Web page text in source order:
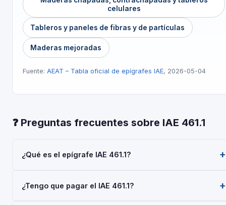
celulares
Tableros y paneles de fibras y de partículas
Maderas mejoradas
Fuente: AEAT – Tabla oficial de epígrafes IAE, 2026-05-04
❓ Preguntas frecuentes sobre IAE 461.1
¿Qué es el epígrafe IAE 461.1?
Madera' — pertenece a la Actividades Empresariales del
¿Tengo que pagar el IAE 461.1?